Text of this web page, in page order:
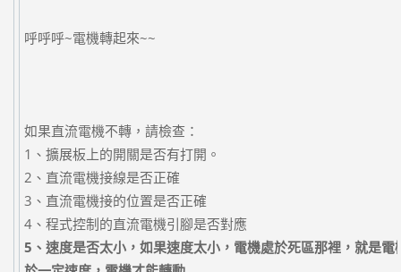
呼呼呼~電機轉起來~~
如果直流電機不轉，請檢查：
1、擴展板上的開關是否有打開。
2、直流電機接線是否正確
3、直流電機接的位置是否正確
4、程式控制的直流電機引腳是否對應
5 、速度是否太小，如果速度太小，電機處於死區那裡，就是